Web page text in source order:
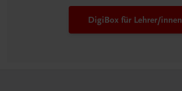
DigiBox für Lehrer/innen